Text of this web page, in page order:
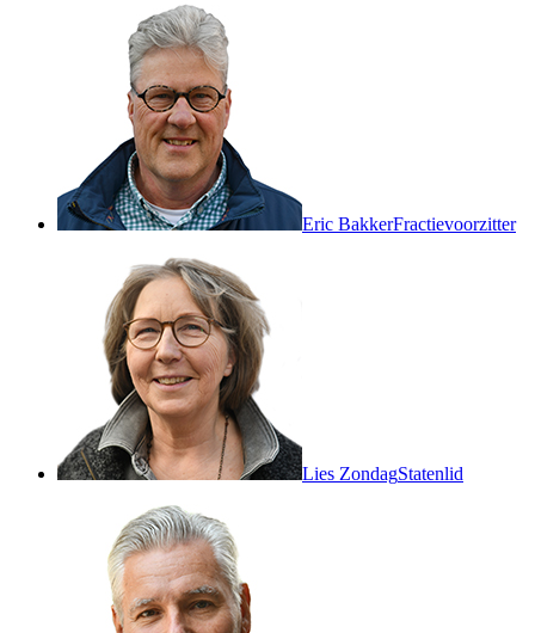
Eric BakkerFractievoorzitter
Lies ZondagStatenlid